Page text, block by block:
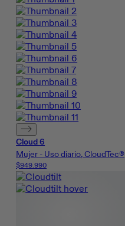
Cloud 6
Mujer - Uso diario, CloudTec®
$949.990